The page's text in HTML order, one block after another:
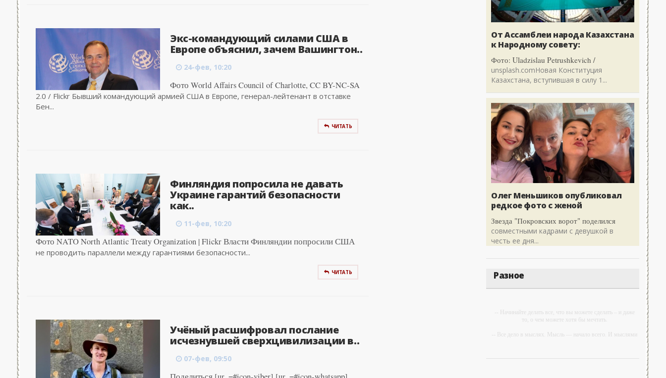
Экс-командующий силами США в
Европе объяснил, зачем Вашингтон..
24-фев, 10:20
Фото World Affairs Council of Charlotte, CC BY-NC-SA
2.0 / Flickr Бывший командующий армией США в Европе, генерал-лейтенант в отставке
Бен...
ЧИТАТЬ
Финляндия попросила не давать
Украине гарантий безопасности
как..
11-фев, 10:20
Фото NATO North Atlantic Treaty Organization | Flickr Власти Финляндии попросили США
не проводить параллели между гарантиями безопасности...
ЧИТАТЬ
Учёный расшифровал послание
исчезнувшей сверхцивилизации в..
07-фев, 09:50
От Ассамблеи народа Казахстана
к Народному совету:
Фото: Uladzislau Petrushkevich /
unsplash.comНовая Конституция
Казахстана, вступившая в силу 1...
Олег Меньшиков опубликовал
редкое фото с женой
Звезда "Покровских ворот" поделился
совместными кадрами с девушкой в
честь ее дня...
Разное
-- Начинайте делать все, что вы можете сделать – и даже
то, о чем можете хотя бы мечтать.
-- Все дело в мыслях. Мысль — начало всего. И мыслями